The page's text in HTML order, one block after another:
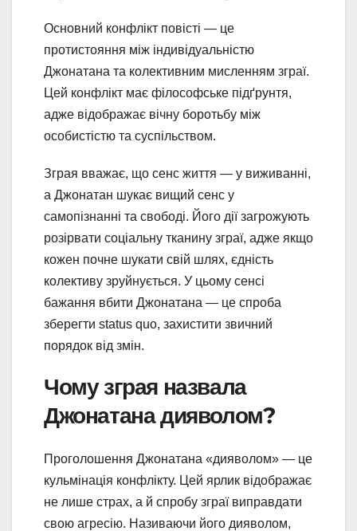
Основний конфлікт повісті — це
протистояння між індивідуальністю
Джонатана та колективним мисленням зграї.
Цей конфлікт має філософське підґрунтя,
адже відображає вічну боротьбу між
особистістю та суспільством.
Зграя вважає, що сенс життя — у виживанні,
а Джонатан шукає вищий сенс у
самопізнанні та свободі. Його дії загрожують
розірвати соціальну тканину зграї, адже якщо
кожен почне шукати свій шлях, єдність
колективу зруйнується. У цьому сенсі
бажання вбити Джонатана — це спроба
зберегти status quo, захистити звичний
порядок від змін.
Чому зграя назвала
Джонатана дияволом?
Проголошення Джонатана «дияволом» — це
кульмінація конфлікту. Цей ярлик відображає
не лише страх, а й спробу зграї виправдати
свою агресію. Називаючи його дияволом,